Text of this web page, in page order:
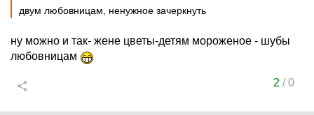
двум любовницам, ненужное зачеркнуть
ну можно и так- жене цветы-детям мороженое - шубы
любовницам
2 /0